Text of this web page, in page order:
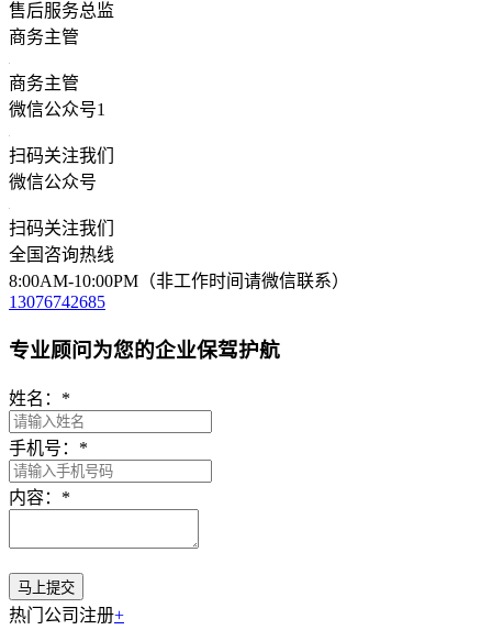
售后服务总监
商务主管
商务主管
微信公众号1
扫码关注我们
微信公众号
扫码关注我们
全国咨询热线
8:00AM-10:00PM（非工作时间请微信联系）
13076742685
专业顾问为您的企业保驾护航
姓名： *
手机号： *
内容： *
热门公司注册+